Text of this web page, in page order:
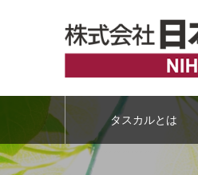
タスカルとは